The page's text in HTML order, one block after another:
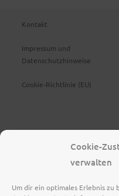
Cookie-
verwalten
Um dir ein optimales Erlebnis
Kontakt
Impressum und
Datenschutzhinweise
Cookie-Richtlinie (EU)